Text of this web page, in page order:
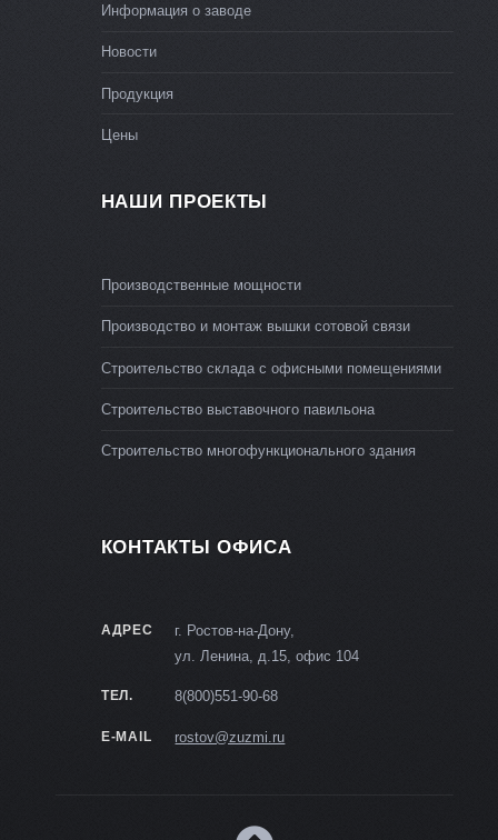
Информация о заводе
Новости
Продукция
Цены
НАШИ ПРОЕКТЫ
Производственные мощности
Производство и монтаж вышки сотовой связи
Строительство склада с офисными помещениями
Строительство выставочного павильона
Строительство многофункционального здания
КОНТАКТЫ ОФИСА
АДРЕС
г. Ростов-на-Дону,
ул. Ленина, д.15, офис 104
ТЕЛ. 8(800)551-90-68
E-MAIL rostov@zuzmi.ru